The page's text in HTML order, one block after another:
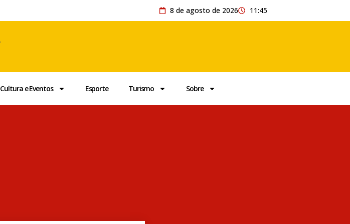
8 de agosto de 2026 11:45
Cultura e Eventos Esporte Turismo Sobre